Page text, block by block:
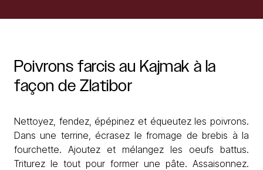
Poivrons farcis au Kajmak à la
façon de Zlatibor
Nettoyez, fendez, épépinez et équeutez les poivrons.
Dans une terrine, écrasez le fromage de brebis à la
fourchette. Ajoutez et mélangez les oeufs battus.
Triturez le tout pour former une pâte. Assaisonnez.